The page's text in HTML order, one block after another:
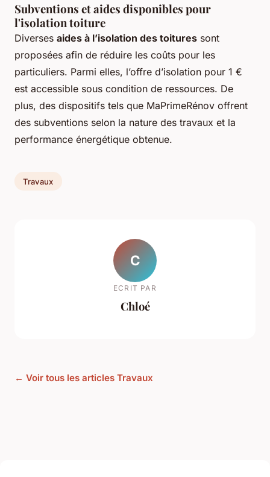
Subventions et aides disponibles pour
l'isolation toiture
Diverses aides à l’isolation des toitures sont
proposées afin de réduire les coûts pour les
particuliers. Parmi elles, l’offre d’isolation pour 1 €
est accessible sous condition de ressources. De
plus, des dispositifs tels que MaPrimeRénov offrent
des subventions selon la nature des travaux et la
performance énergétique obtenue.
Travaux
C
ECRIT PAR
Chloé
← Voir tous les articles Travaux